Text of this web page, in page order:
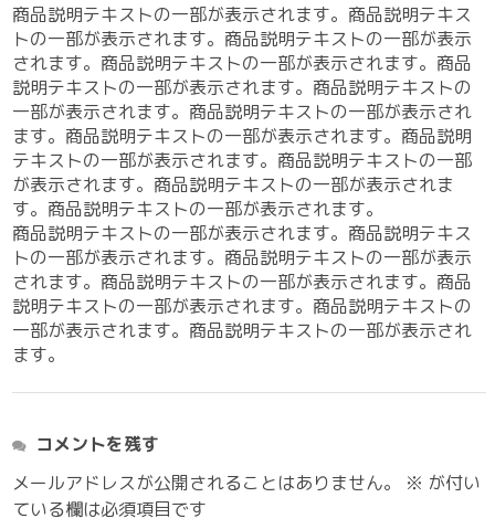
商品説明テキストの一部が表示されます。商品説明テキス
トの一部が表示されます。商品説明テキストの一部が表示
されます。商品説明テキストの一部が表示されます。商品
説明テキストの一部が表示されます。商品説明テキストの
一部が表示されます。商品説明テキストの一部が表示され
ます。商品説明テキストの一部が表示されます。商品説明
テキストの一部が表示されます。商品説明テキストの一部
が表示されます。商品説明テキストの一部が表示されま
す。商品説明テキストの一部が表示されます。
商品説明テキストの一部が表示されます。商品説明テキス
トの一部が表示されます。商品説明テキストの一部が表示
されます。商品説明テキストの一部が表示されます。商品
説明テキストの一部が表示されます。商品説明テキストの
一部が表示されます。商品説明テキストの一部が表示され
ます。
コメントを残す
メールアドレスが公開されることはありません。
※ が付い
ている欄は必須項目です